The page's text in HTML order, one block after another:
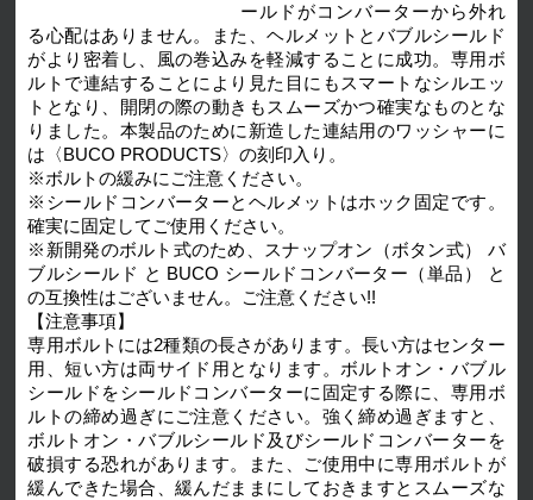
ールドがコンバーターから外れ
る心配はありません。また、ヘルメットとバブルシールド
がより密着し、風の巻込みを軽減することに成功。専用ボ
ルトで連結することにより見た目にもスマートなシルエッ
トとなり、開閉の際の動きもスムーズかつ確実なものとな
りました。本製品のために新造した連結用のワッシャーに
は〈BUCO PRODUCTS〉の刻印入り。
※ボルトの緩みにご注意ください。
※シールドコンバーターとヘルメットはホック固定です。
確実に固定してご使用ください。
※新開発のボルト式のため、スナップオン（ボタン式） バ
ブルシールド と BUCO シールドコンバーター（単品） と
の互換性はございません。ご注意ください!!
【注意事項】
専用ボルトには2種類の長さがあります。長い方はセンター
用、短い方は両サイド用となります。ボルトオン・バブル
シールドをシールドコンバーターに固定する際に、専用ボ
ルトの締め過ぎにご注意ください。強く締め過ぎますと、
ボルトオン・バブルシールド及びシールドコンバーターを
破損する恐れがあります。また、ご使用中に専用ボルトが
緩んできた場合、緩んだままにしておきますとスムーズな